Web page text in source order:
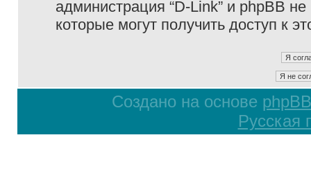
администрация “D-Link” и phpBB
которые могут получить доступ к
Создано на основе phpBB
Русская